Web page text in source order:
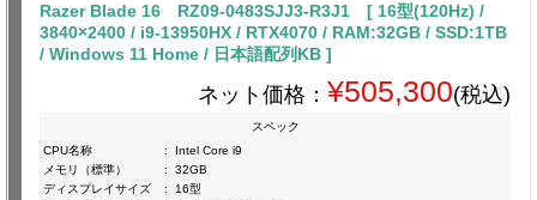
Razer Blade 16 RZ09-0483SJJ3-R3J1 [ 16型(120Hz) /
3840×2400 / i9-13950HX / RTX4070 / RAM:32GB / SSD:1TB
/ Windows 11 Home / 日本語配列KB ]
ネット価格： ¥505,300(税込)
スペック
CPU名称
:
Intel Core i9
メモリ（標準）
:
32GB
ディスプレイサイズ
:
16型